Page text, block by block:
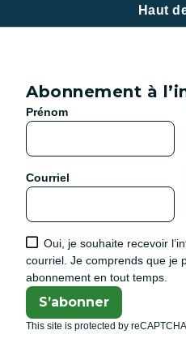
Haut
Abonnement à
Prénom
Courriel
Oui, je souhaite recevoir
courriel. Je comprends que je
abonnement en tout temps.
S’abonner
This site is protected by